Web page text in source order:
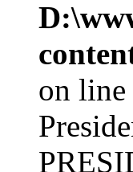
on line